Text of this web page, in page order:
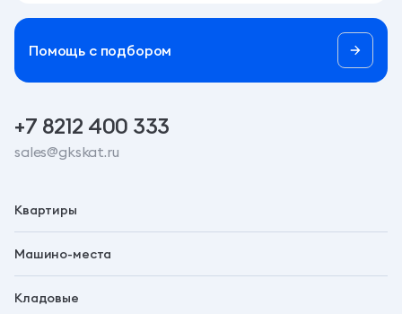
Помощь c подбором
+7 8212 400 333
sales@gkskat.ru
Квартиры
Машино-места
Кладовые